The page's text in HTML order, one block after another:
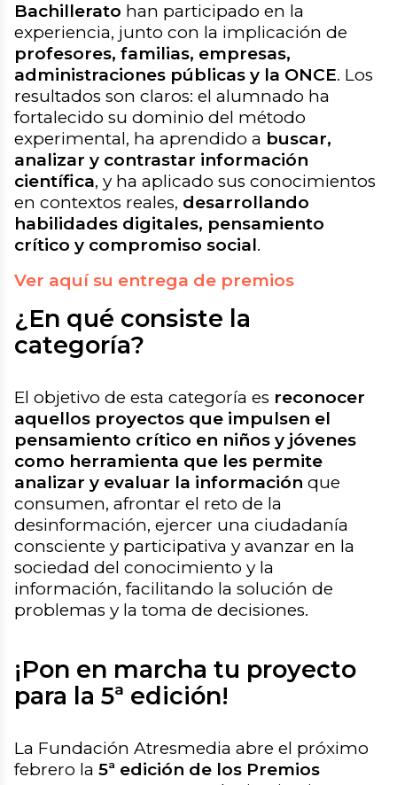
Bachillerato han participado en la
experiencia, junto con la implicación de
profesores, familias, empresas,
administraciones públicas y la ONCE. Los
resultados son claros: el alumnado ha
fortalecido su dominio del método
experimental, ha aprendido a buscar,
analizar y contrastar información
científica, y ha aplicado sus conocimientos
en contextos reales, desarrollando
habilidades digitales, pensamiento
crítico y compromiso social.
Ver aquí su entrega de premios
¿En qué consiste la
categoría?
El objetivo de esta categoría es reconocer
aquellos proyectos que impulsen el
pensamiento crítico en niños y jóvenes
como herramienta que les permite
analizar y evaluar la información que
consumen, afrontar el reto de la
desinformación, ejercer una ciudadanía
consciente y participativa y avanzar en la
sociedad del conocimiento y la
información, facilitando la solución de
problemas y la toma de decisiones.
¡Pon en marcha tu proyecto
para la 5ª edición!
La Fundación Atresmedia abre el próximo
febrero la 5ª edición de los Premios